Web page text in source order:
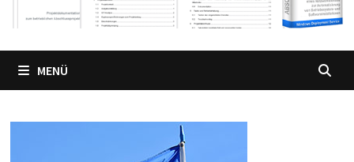
MENÜ